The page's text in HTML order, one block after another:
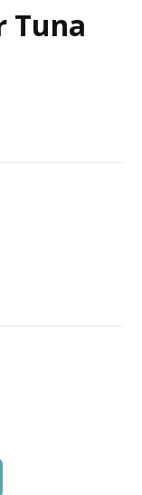
Tuna